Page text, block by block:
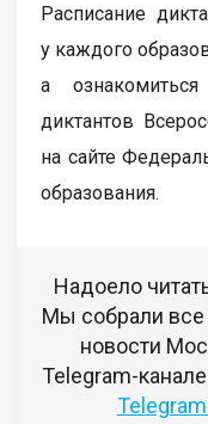
Расписание
у каждого
а
диктантов
на сайте
образования.
Надоело
Мы собрали
новости
Telegram-